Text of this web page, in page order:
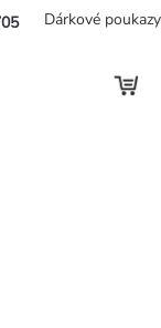
Dárkové poukazy